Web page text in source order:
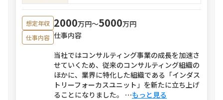
想定年収 2000万円〜5000万円
仕事内容 仕事内容
当社ではコンサルティング事業の成長を加速さ
せていくため、従来のコンサルティング組織の
ほかに、業界に特化した組織である「インダス
トリーフォーカスユニット」を新たに立ち上げ
ることになりました。 ⋯もっと見る